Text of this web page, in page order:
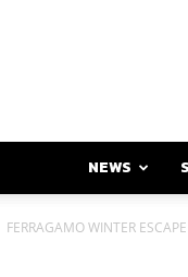
NEWS
FERRAGAMO WINTER ESCAPE